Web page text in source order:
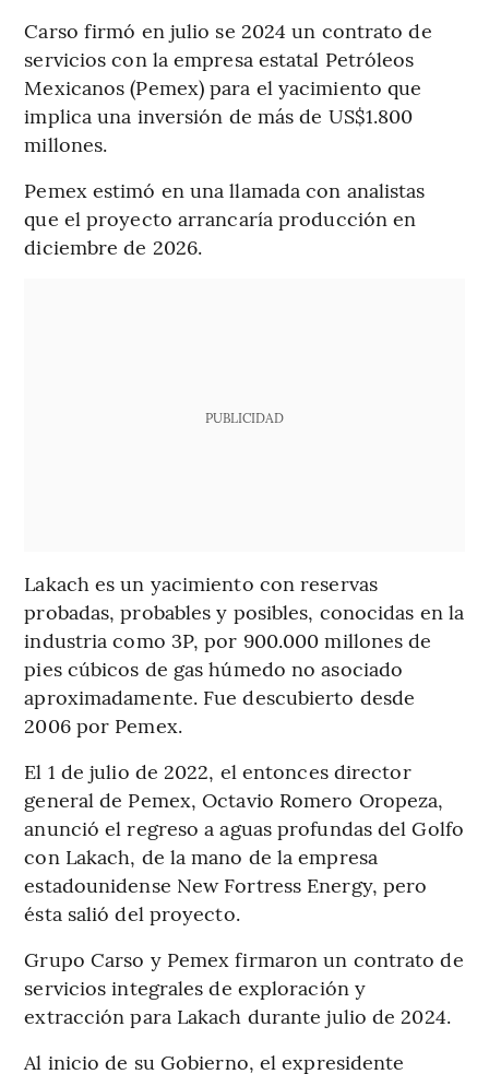
Carso firmó en julio se 2024 un contrato de
servicios con la empresa estatal Petróleos
Mexicanos (Pemex) para el yacimiento que
implica una inversión de más de US$1.800
millones.
Pemex estimó en una llamada con analistas
que el proyecto arrancaría producción en
diciembre de 2026.
PUBLICIDAD
Lakach es un yacimiento con reservas
probadas, probables y posibles, conocidas en la
industria como 3P, por 900.000 millones de
pies cúbicos de gas húmedo no asociado
aproximadamente. Fue descubierto desde
2006 por Pemex.
El 1 de julio de 2022, el entonces director
general de Pemex, Octavio Romero Oropeza,
anunció el regreso a aguas profundas del Golfo
con Lakach, de la mano de la empresa
estadounidense New Fortress Energy, pero
ésta salió del proyecto.
Grupo Carso y Pemex firmaron un contrato de
servicios integrales de exploración y
extracción para Lakach durante julio de 2024.
Al inicio de su Gobierno, el expresidente